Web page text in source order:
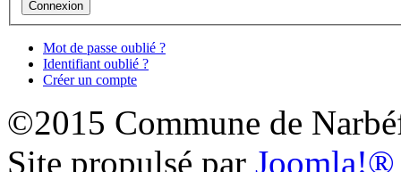
Mot de passe oublié ?
Identifiant oublié ?
Créer un compte
©2015 Commune de
Site propulsé par Joomla!®